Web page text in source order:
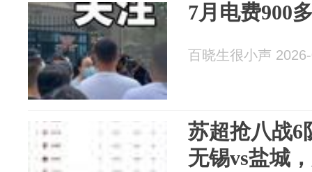
7月电费900
百晓生很小声
苏超抢八战6
无锡vs盐城